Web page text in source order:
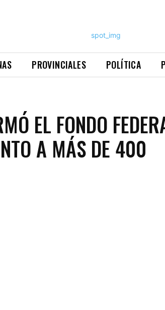
PROVINCIALES POLÍTICA
EL FONDO
A MÁS DE 400